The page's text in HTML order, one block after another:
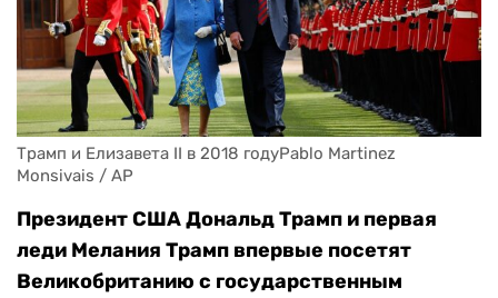
Трамп и Елизавета II в 2018 годуPablo Martinez
Monsivais / AP
Президент США Дональд Трамп и первая
леди Мелания Трамп впервые посетят
Великобританию с государственным